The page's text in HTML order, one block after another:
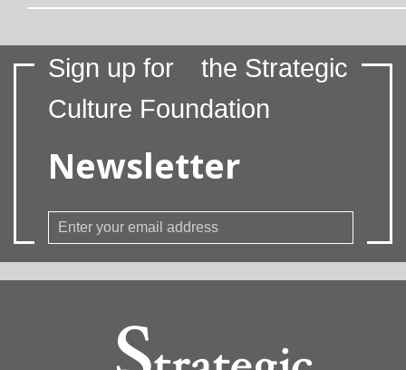
Sign up for
the Strategic
Culture Foundation
Newsletter